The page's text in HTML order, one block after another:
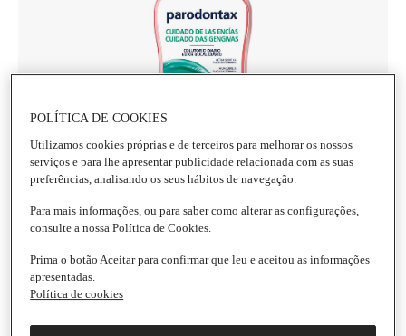
Elixir Fresh Mint Cuidado Ativo
5.0
5.0
Informações gerais
POLÍTICA DE COOKIES
Utilizamos cookies próprias e de terceiros para melhorar os nossos
serviços e para lhe apresentar publicidade relacionada com as suas
preferências, analisando os seus hábitos de navegação.
Para mais informações, ou para saber como alterar as configurações,
consulte a nossa Política de Cookies.
Prima o botão Aceitar para confirmar que leu e aceitou as informações
apresentadas.
Política de cookies